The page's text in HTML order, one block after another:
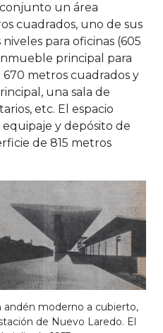
un área
cuadrados, uno de sus
para oficinas (605
principal para
metros cuadrados y
una sala de
etc. El espacio
equipaje y depósito de
de 815 metros
andén moderno a cubierto,
de Nuevo Laredo. El